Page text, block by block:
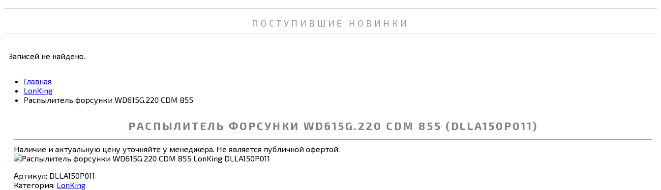
ПОСТУПИВШИЕ НОВИНКИ
Записей не найдено.
Главная
LonKing
Распылитель форсунки WD615G.220 CDM 855
РАСПЫЛИТЕЛЬ ФОРСУНКИ WD615G.220 CDM 855 (DLLA150P011)
Наличие и актуальную цену уточняйте у менеджера. Не является публичной офертой.
Артикул: DLLA150P011
Категория: LonKing